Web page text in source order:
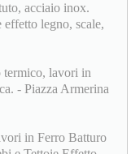
acciaio inox.
legno, scale,
lavori in
- Piazza Armerina
in Ferro Batturo